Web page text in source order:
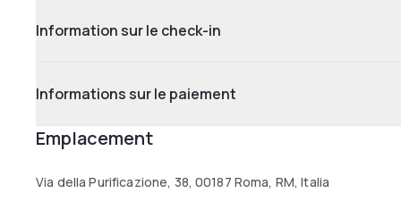
Information sur le check-in
Informations sur le paiement
Emplacement
Via della Purificazione, 38, 00187 Roma, RM, Italia